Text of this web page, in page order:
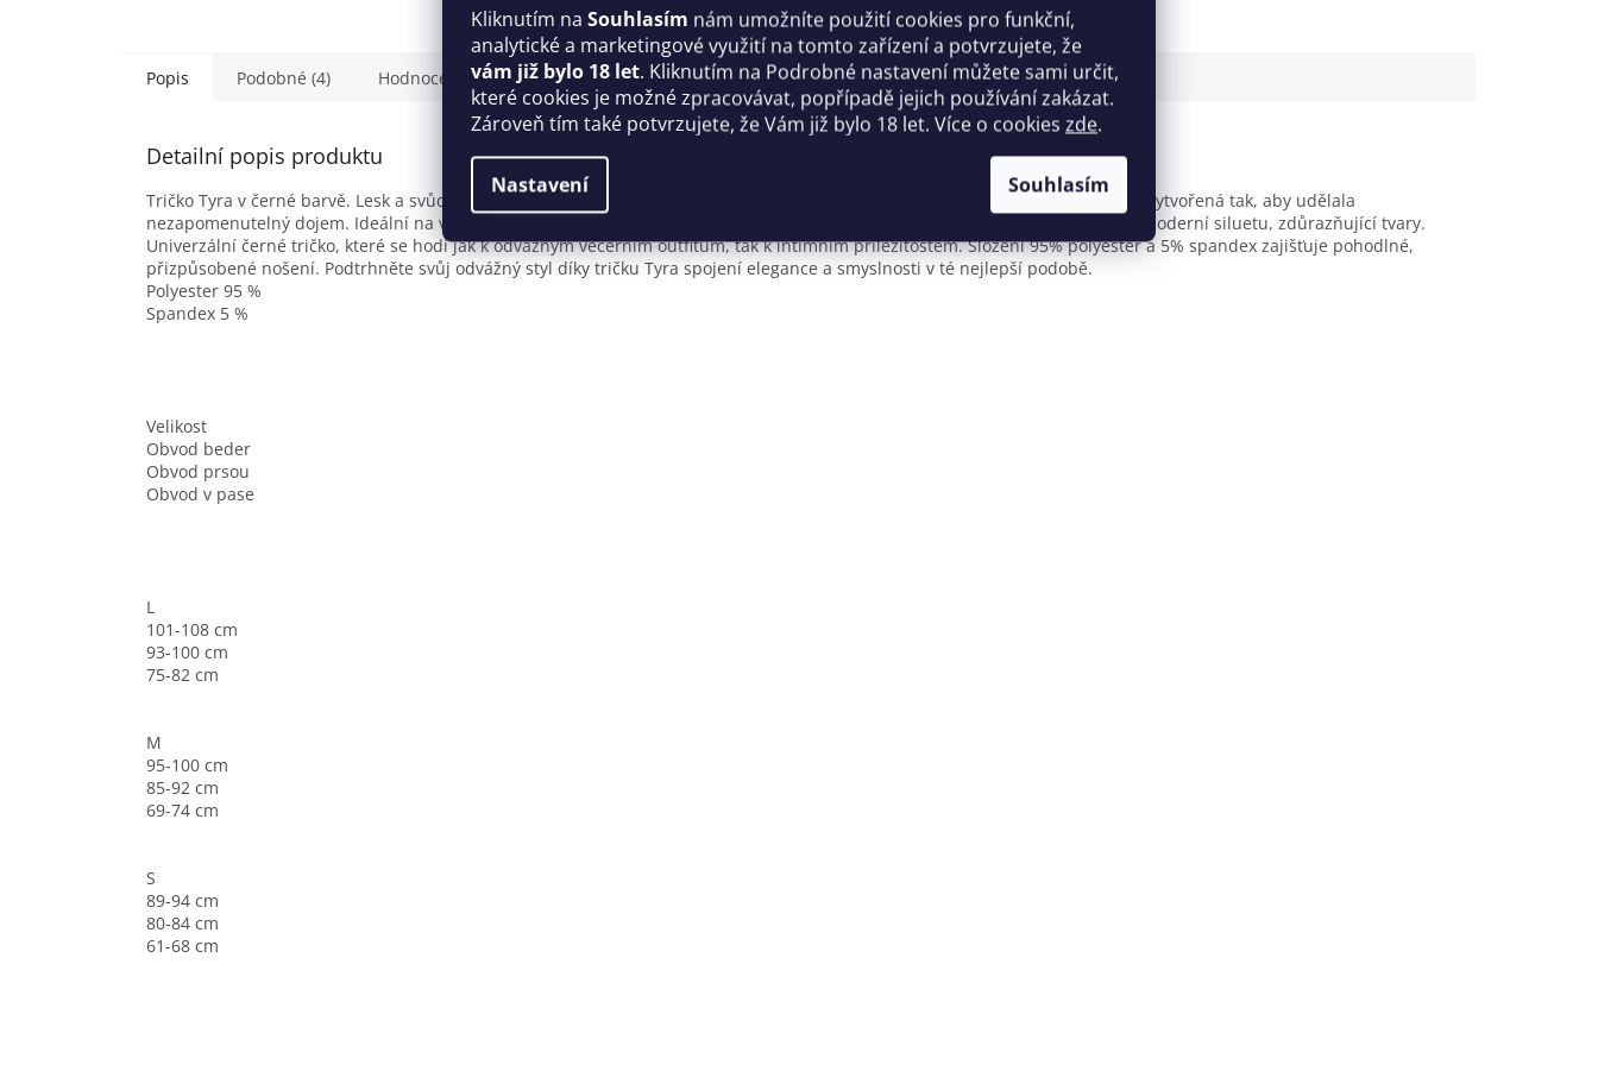
Kliknutím na Souhlasím nám umožníte použití cookies pro funkční,
analytické a marketingové využití na tomto zařízení a potvrzujete, že
vám již bylo 18 let. Kliknutím na Podrobné nastavení můžete sami určit,
které cookies je možné zpracovávat, popřípadě jejich používání zakázat.
Zároveň tím také potvrzujete, že Vám již bylo 18 let. Více o cookies zde.
Nastavení Souhlasím
Popis Podobné (4) Hodnocení
Detailní popis produktu
Tričko Tyra v černé barvě. Lesk a svůdná elegance. Tričko Tyra je oslnivá černá kreace vyrobená z lesklého materiálu Wetlook, vytvořená tak, aby udělala
nezapomenutelný dojem. Ideální na večery, kdy chcete přitahovat pohledy a vyzařovat sebejistotou. Materiál Wetlook vytváří moderní siluetu, zdůrazňující tvary.
Univerzální černé tričko, které se hodí jak k odvážným večerním outfitům, tak k intimním příležitostem. Složení 95% polyester a 5% spandex zajišťuje pohodlné,
přizpůsobené nošení. Podtrhněte svůj odvážný styl díky tričku Tyra spojení elegance a smyslnosti v té nejlepší podobě.
Polyester 95 %
Spandex 5 %
Velikost
Obvod beder
Obvod prsou
Obvod v pase
L
101-108 cm
93-100 cm
75-82 cm
M
95-100 cm
85-92 cm
69-74 cm
S
89-94 cm
80-84 cm
61-68 cm